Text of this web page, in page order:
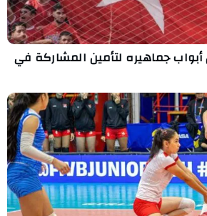
جماهيره لتأمين المشاركة في